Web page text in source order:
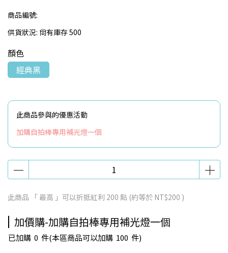
商品編號:
供貨狀況: 尚有庫存 500
顏色
經典黑
此商品參與的優惠活動
加購自拍棒專用補光燈一個
此商品 「 最高 」可以折抵紅利 200 點 (約等於 NT$200 )
加價購-加購自拍棒專用補光燈一個
已加購 0 件(本區商品可以加購 100 件)